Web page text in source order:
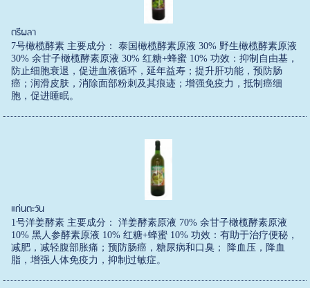
ตรีผลา
7号橄榄酵素 主要成分： 泰国橄榄酵素原液 30% 野生橄榄酵素原液
30% 余甘子橄榄酵素原液 30% 红糖+蜂蜜 10% 功效：抑制自由基，
防止细胞衰退，促进血液循环，延年益寿；提升肝功能，预防肠
癌；润滑皮肤，消除面部粉刺及其痕迹；增强免疫力，抵制癌细
胞，促进睡眠。
แก่นตะวัน
1号洋姜酵素 主要成分： 洋姜酵素原液 70% 余甘子橄榄酵素原液
10% 黑人参酵素原液 10% 红糖+蜂蜜 10% 功效：有助于治疗便秘，
减肥，减轻腹部胀痛；预防肠癌，糖尿病和口臭； 降血压，降血
脂，增强人体免疫力，抑制过敏症。